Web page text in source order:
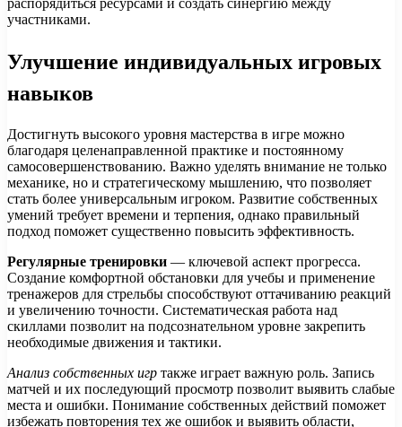
распорядиться ресурсами и создать синергию между
участниками.
Улучшение индивидуальных игровых
навыков
Достигнуть высокого уровня мастерства в игре можно
благодаря целенаправленной практике и постоянному
самосовершенствованию. Важно уделять внимание не только
механике, но и стратегическому мышлению, что позволяет
стать более универсальным игроком. Развитие собственных
умений требует времени и терпения, однако правильный
подход поможет существенно повысить эффективность.
Регулярные тренировки — ключевой аспект прогресса.
Создание комфортной обстановки для учебы и применение
тренажеров для стрельбы способствуют оттачиванию реакций
и увеличению точности. Систематическая работа над
скиллами позволит на подсознательном уровне закрепить
необходимые движения и тактики.
Анализ собственных игр также играет важную роль. Запись
матчей и их последующий просмотр позволит выявить слабые
места и ошибки. Понимание собственных действий поможет
избежать повторения тех же ошибок и выявить области,